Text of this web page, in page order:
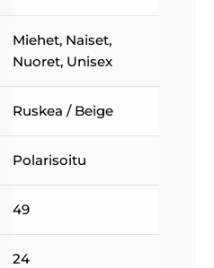
Miehet, Naiset,
Nuoret, Unisex
Ruskea / Beige
Polarisoitu
49
24